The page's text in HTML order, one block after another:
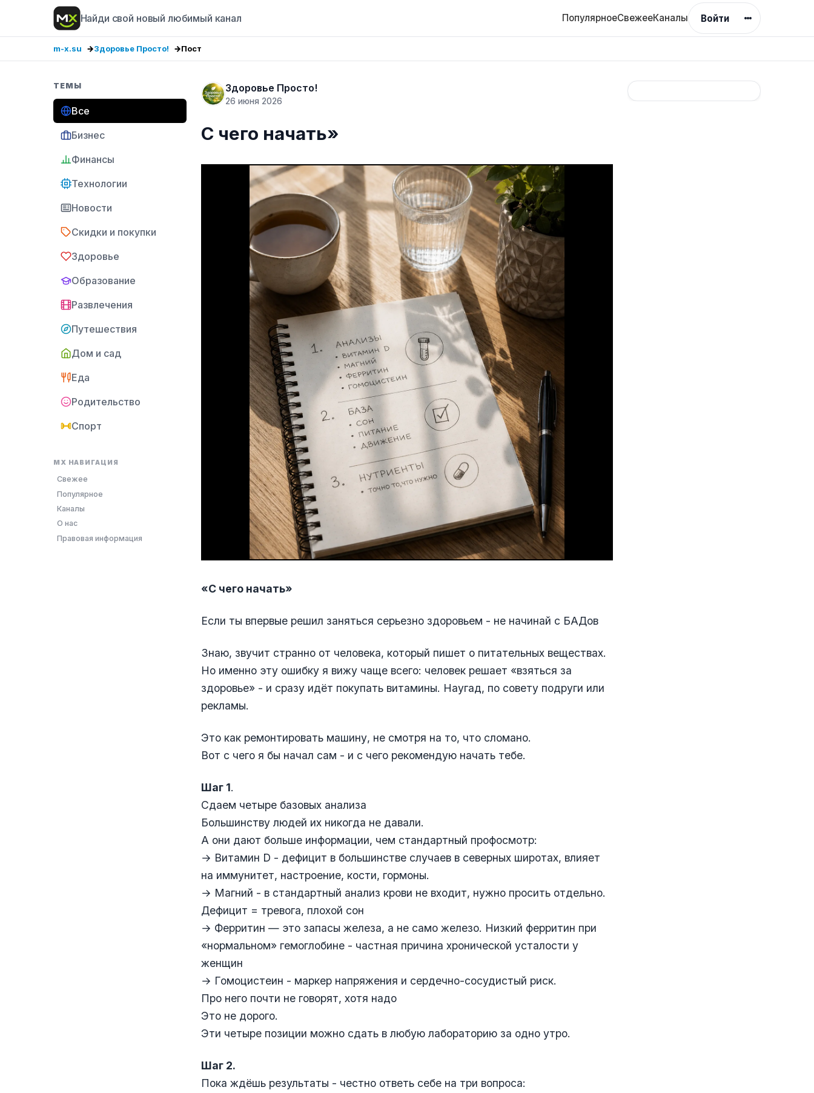
Найди свой новый любимый канал ПопулярноеСвежееКаналы Войти
m-x.su Здоровье Просто! Пост
ТЕМЫ
Все
Бизнес
Финансы
Технологии
Новости
Скидки и покупки
Здоровье
Образование
Развлечения
Путешествия
Дом и сад
Еда
Родительство
Спорт
MX НАВИГАЦИЯ
Свежее
Популярное
Каналы
О нас
Правовая информация
Здоровье Просто!
26 июня 2026
С чего начать»
«С чего начать»
Если ты впервые решил заняться серьезно здоровьем - не начинай с БАДов
Знаю, звучит странно от человека, который пишет о питательных веществах.
Но именно эту ошибку я вижу чаще всего: человек решает «взяться за
здоровье» - и сразу идёт покупать витамины. Наугад, по совету подруги или
рекламы.
Это как ремонтировать машину, не смотря на то, что сломано.
Вот с чего я бы начал сам - и с чего рекомендую начать тебе.
Шаг 1.
Сдаем четыре базовых анализа
Большинству людей их никогда не давали.
А они дают больше информации, чем стандартный профосмотр:
→ Витамин D - дефицит в большинстве случаев в северных широтах, влияет
на иммунитет, настроение, кости, гормоны.
→ Магний - в стандартный анализ крови не входит, нужно просить отдельно.
Дефицит = тревога, плохой сон
→ Ферритин — это запасы железа, а не само железо. Низкий ферритин при
«нормальном» гемоглобине - частная причина хронической усталости у
женщин
→ Гомоцистеин - маркер напряжения и сердечно-сосудистый риск.
Про него почти не говорят, хотя надо
Это не дорого.
Эти четыре позиции можно сдать в любую лабораторию за одно утро.
Шаг 2.
Пока ждёшь результаты - честно ответь себе на три вопроса: